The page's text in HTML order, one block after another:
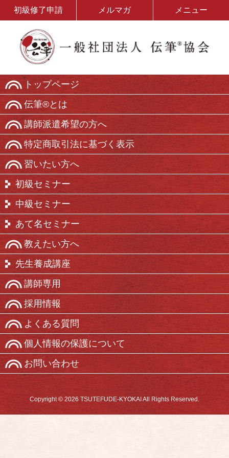
初級修了申請 メルマガ メニュー
トップページ
伝筆®とは
講師派遣希望の方へ
特定商取引法に基づく表示
習いたい方へ
初級セミナー
中級セミナー
あて名セミナー
教えたい方へ
先生養成講座
講師専用
採用情報
よくある質問
個人情報の保護について
お問い合わせ
Copyright © 2026 TSUTEFUDE-KYOKAI All Rights Reserved.